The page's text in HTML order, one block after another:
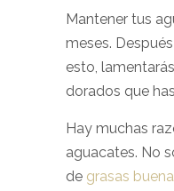
Mantener tus
meses.
esto,
dorados que
Hay muchas
aguacates. No
de grasas